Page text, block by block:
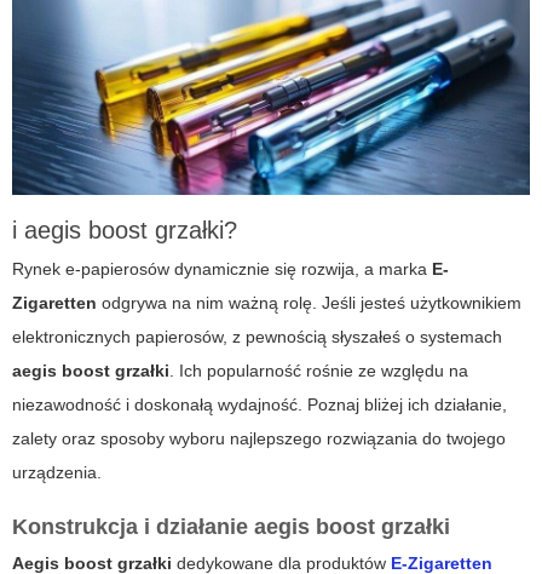
i aegis boost grzałki?
Rynek e-papierosów dynamicznie się rozwija, a marka E-
Zigaretten odgrywa na nim ważną rolę. Jeśli jesteś użytkownikiem
elektronicznych papierosów, z pewnością słyszałeś o systemach
aegis boost grzałki . Ich popularność rośnie ze względu na
niezawodność i doskonałą wydajność. Poznaj bliżej ich działanie,
zalety oraz sposoby wyboru najlepszego rozwiązania do twojego
urządzenia.
Konstrukcja i działanie aegis boost grzałki
Aegis boost grzałki dedykowane dla produktów E-Zigaretten